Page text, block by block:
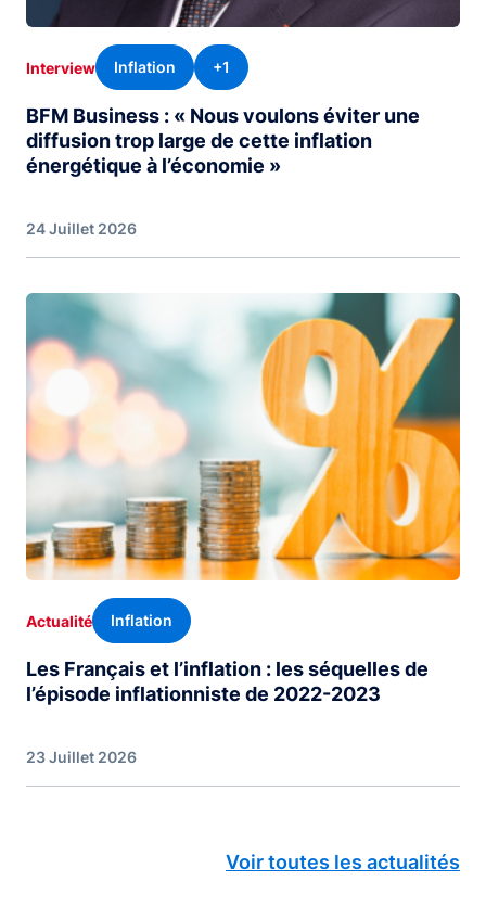
Interview Inflation +1
BFM Business : « Nous voulons éviter une
diffusion trop large de cette inflation
énergétique à l’économie »
24 Juillet 2026
Image
Actualité Inflation
Les Français et l’inflation : les séquelles de
l’épisode inflationniste de 2022-2023
23 Juillet 2026
Voir toutes les actualités